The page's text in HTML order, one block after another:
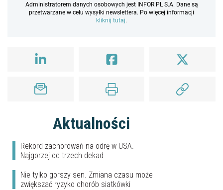
Administratorem danych osobowych jest INFOR PL S.A. Dane są
przetwarzane w celu wysyłki newslettera. Po więcej informacji
kliknij tutaj.
Aktualności
Rekord zachorowań na odrę w USA.
Najgorzej od trzech dekad
Nie tylko gorszy sen. Zmiana czasu może
zwiększać ryzyko chorób siatkówki